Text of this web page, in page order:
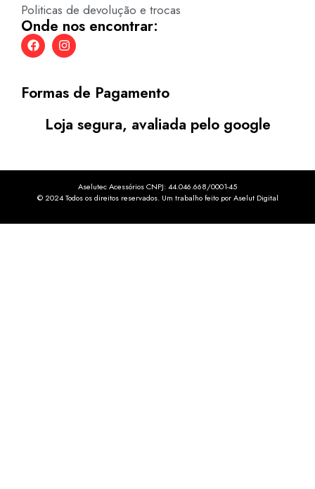
Politicas de devolução e trocas
Onde nos encontrar:
Formas de Pagamento
Loja segura, avaliada pelo google
Aselutec Acessórios CNPJ: 44.046.668/0001-45
© 2024 Todos os direitos reservados. Um trabalho feito por Aselut Digital